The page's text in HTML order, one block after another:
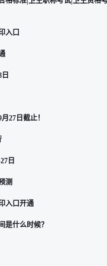
入口
27日截止！
日
测
入口开通
是什么时候？